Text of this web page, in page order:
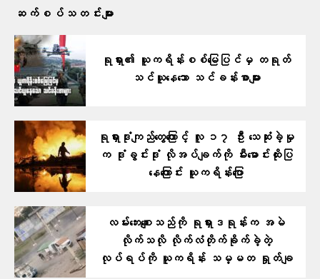
ဆက်စပ်သတင်းများ
ရုရှား၏ ယူကရိန်းစစ်မြေပြင်မှ တရုတ်
သင်ယူနေသော သင်ခန်းစာများ
ရုရှားဒုံးကျည်တွေကြောင့် လူ ၁၇ ဦး သေဆုံးခဲ့မှု
က ဒုံးခွင်းဒုံး လိုအပ်ချက်ကို မီးမောင်းထိုးပြ
နေကြောင်း ယူကရိန်းပြော
လမ်းဘေးစျေးသည်ကို ရုရှားဒရုန်းက အမဲ
လိုက်သလို လိုက်လံတိုက်ခိုက်ခဲ့တဲ့
လုပ်ရပ်ကို ယူကရိန်း သမ္မတ ရှုတ်ချ